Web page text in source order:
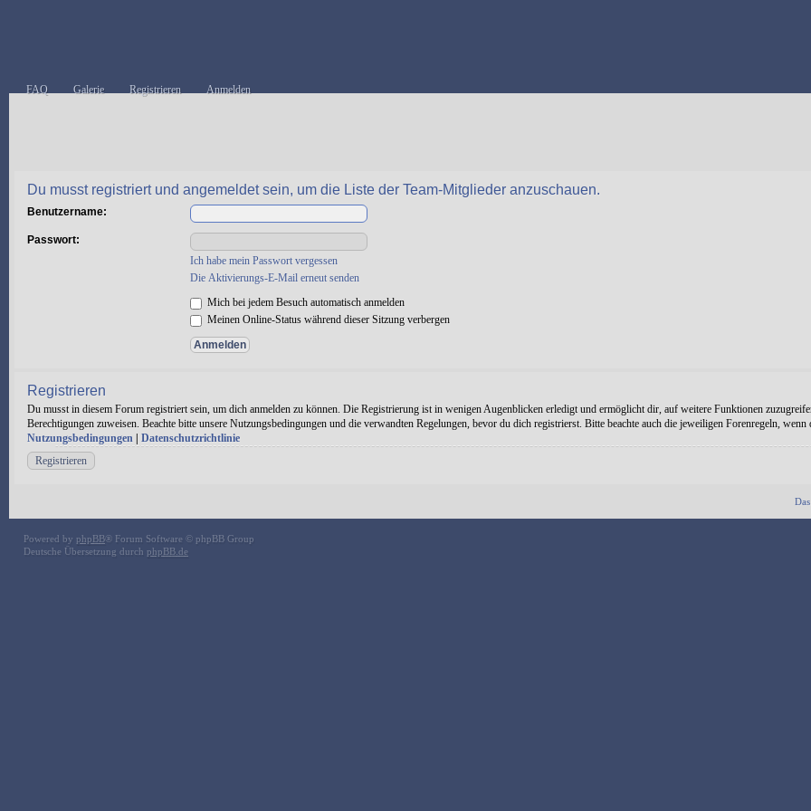
FAQ Galerie Registrieren Anmelden
Du musst registriert und angemeldet sein, um die Liste der Team-Mitglieder anzuschauen.
Benutzername:
Passwort:
Ich habe mein Passwort vergessen
Die Aktivierungs-E-Mail erneut senden
Mich bei jedem Besuch automatisch anmelden
Meinen Online-Status während dieser Sitzung verbergen
Registrieren
Du musst in diesem Forum registriert sein, um dich anmelden zu können. Die Registrierung ist in wenigen Augenblicken erledigt und ermöglicht dir, auf weitere Funktionen
Berechtigungen zuweisen. Beachte bitte unsere Nutzungsbedingungen und die verwandten Regelungen, bevor du dich registrierst. Bitte beachte auch die jeweiligen Forenregeln,
Nutzungsbedingungen
Datenschutzrichtlinie
Registrieren
Powered by phpBB® Forum Software © phpBB Group
Deutsche Übersetzung durch phpBB.de